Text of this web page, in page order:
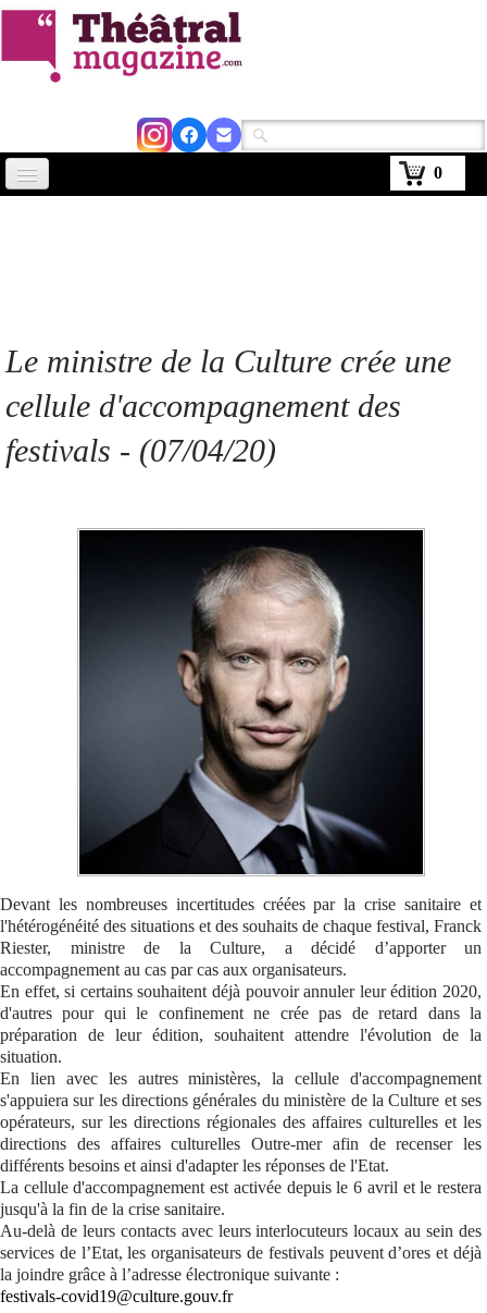
0
Se connecter
Le ministre de la Culture crée une
cellule d'accompagnement des
festivals - (07/04/20)
Devant les nombreuses incertitudes créées par la crise sanitaire et
l'hétérogénéité des situations et des souhaits de chaque festival, Franck
Riester, ministre de la Culture, a décidé d’apporter un
accompagnement au cas par cas aux organisateurs.
En effet, si certains souhaitent déjà pouvoir annuler leur édition 2020,
d'autres pour qui le confinement ne crée pas de retard dans la
préparation de leur édition, souhaitent attendre l'évolution de la
situation.
En lien avec les autres ministères, la cellule d'accompagnement
s'appuiera sur les directions générales du ministère de la Culture et ses
opérateurs, sur les directions régionales des affaires culturelles et les
directions des affaires culturelles Outre-mer afin de recenser les
différents besoins et ainsi d'adapter les réponses de l'Etat.
La cellule d'accompagnement est activée depuis le 6 avril et le restera
jusqu'à la fin de la crise sanitaire.
Au-delà de leurs contacts avec leurs interlocuteurs locaux au sein des
services de l’Etat, les organisateurs de festivals peuvent d’ores et déjà
la joindre grâce à l’adresse électronique suivante :
festivals-covid19@culture.gouv.fr